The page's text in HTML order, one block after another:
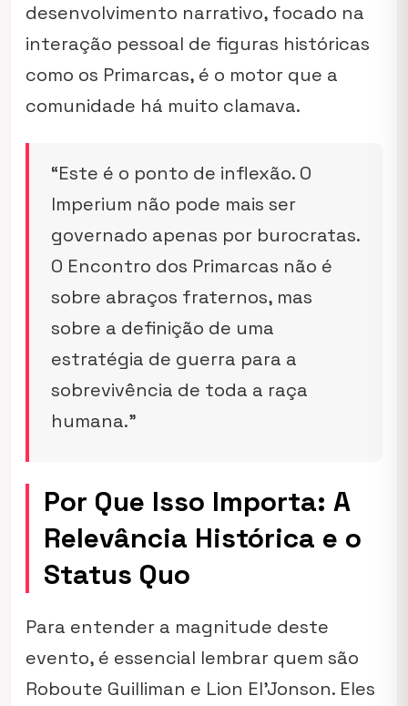
desenvolvimento narrativo, focado na
interação pessoal de figuras históricas
como os Primarcas, é o motor que a
comunidade há muito clamava.
“Este é o ponto de inflexão. O
Imperium não pode mais ser
governado apenas por burocratas.
O Encontro dos Primarcas não é
sobre abraços fraternos, mas
sobre a definição de uma
estratégia de guerra para a
sobrevivência de toda a raça
humana.”
Por Que Isso Importa: A
Relevância Histórica e o
Status Quo
Para entender a magnitude deste
evento, é essencial lembrar quem são
Roboute Guilliman e Lion El’Jonson. Eles